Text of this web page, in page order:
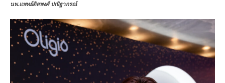
นพ.แพทย์ดิสพงศ์ ปณิฐาภรณ์